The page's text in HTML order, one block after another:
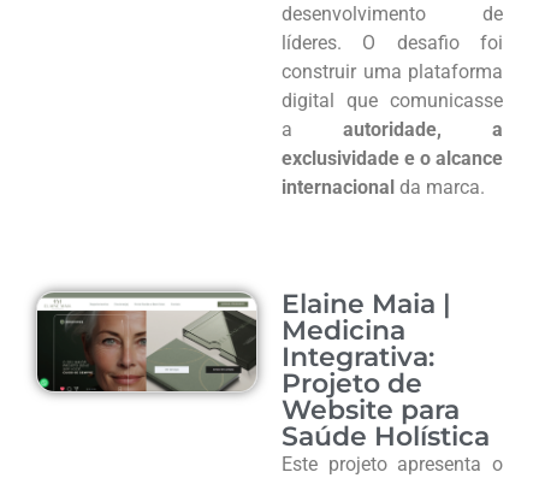
desenvolvimento de
líderes. O desafio foi
construir uma plataforma
digital que comunicasse
a autoridade, a
exclusividade e o alcance
internacional da marca.
Elaine Maia |
Medicina
Integrativa:
Projeto de
Website para
Saúde Holística
Este projeto apresenta o